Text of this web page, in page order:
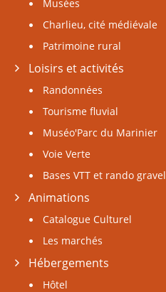
Musées
Charlieu, cité médiévale
Patrimoine rural
Loisirs et activités
Randonnées
Tourisme fluvial
Muséo'Parc du Marinier
Voie Verte
Bases VTT et rando gravel
Animations
Catalogue Culturel
Les marchés
Hébergements
Hôtel